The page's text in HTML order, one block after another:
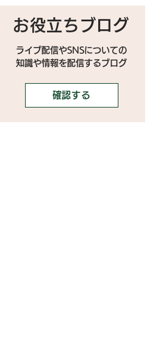
お役立ちブログ
ライブ配信やSNSについての
​知識や情報を配信するブログ
確認する